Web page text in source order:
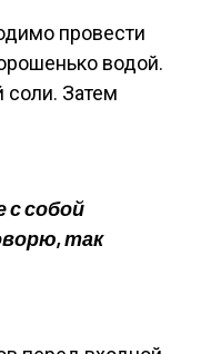
провести
водой.
соли. Затем
с собой
так